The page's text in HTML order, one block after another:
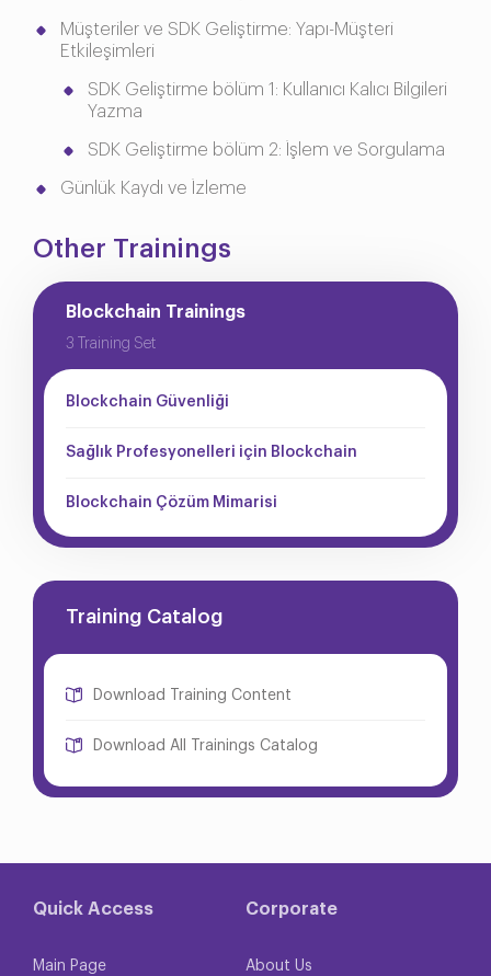
Müşteriler ve SDK Geliştirme: Yapı-Müşteri
Etkileşimleri
SDK Geliştirme bölüm 1: Kullanıcı Kalıcı Bilgileri
Yazma
SDK Geliştirme bölüm 2: İşlem ve Sorgulama
Günlük Kaydı ve İzleme
Other Trainings
Blockchain Trainings
3 Training Set
Blockchain Güvenliği
Sağlık Profesyonelleri için Blockchain
Blockchain Çözüm Mimarisi
Training Catalog
Download Training Content
Download All Trainings Catalog
Quick Access
Main Page
Corporate
About Us